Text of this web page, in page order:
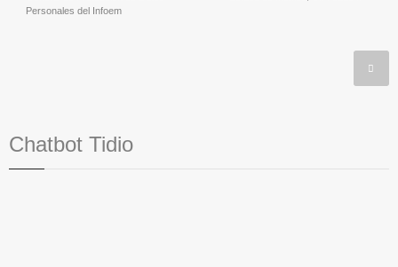
Personales del Infoem
Chatbot Tidio